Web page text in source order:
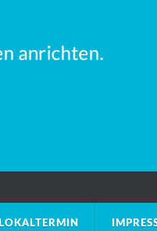
LOKALTERMIN